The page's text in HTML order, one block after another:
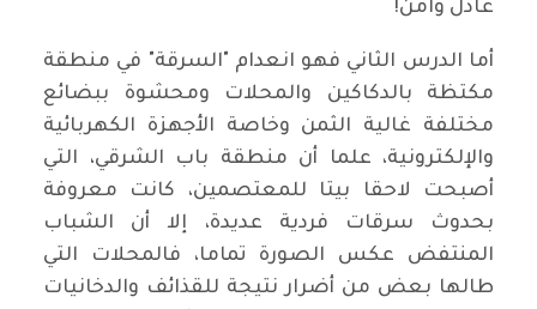
عادل وآمن!
أما الدرس الثاني فهو انعدام "السرقة" في منطقة
مكتظة بالدكاكين والمحلات ومحشوة ببضائع
مختلفة غالية الثمن وخاصة الأجهزة الكهربائية
والإلكترونية، علما أن منطقة باب الشرقي، التي
أصبحت لاحقا بيتا للمعتصمين، كانت معروفة
بحدوث سرقات فردية عديدة، إلا أن الشباب
المنتفض عكس الصورة تماما، فالمحلات التي
طالها بعض من أضرار نتيجة للقذائف والدخانيات